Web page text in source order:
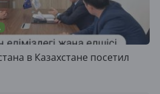
в Казахстане посетил